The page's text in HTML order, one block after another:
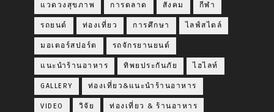
แวดวงสุขภาพ การตลาด สังคม กีฬา
รถยนต์ ท่องเที่ยว การศึกษา ไลฟ์สไตล์
มอเตอร์สปอร์ต รถจักรยานยนต์
แนะนำร้านอาหาร ทิพยประกันภัย ไฮไลท์
GALLERY ท่องเที่ยว&แนะนำร้านอาหาร
VIDEO วิจัย ท่องเที่ยว & ร้านอาหาร